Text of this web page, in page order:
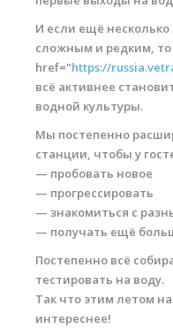
И если ещё несколько
сложным и редким, то
href="https://
всё активнее
водной культуры.
Мы постепенно
станции, чтобы у
— пробовать новое
— прогрессировать
— знакомиться с
— получать ещё
Постепенно всё
тестировать на воду.
Так что этим летом
интереснее!